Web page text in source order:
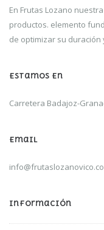
En Frutas Lozano
productos. elemento
de optimizar su
Estamos En
Carretera Badajoz-
Email
Información